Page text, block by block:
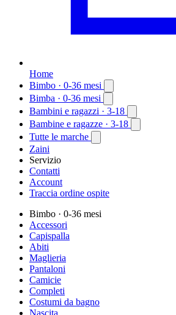
Home
Bimbo · 0-36 mesi
Bimba · 0-36 mesi
Bambini e ragazzi · 3-18
Bambine e ragazze · 3-18
Tutte le marche
Zaini
Servizio
Contatti
Account
Traccia ordine ospite
Bimbo · 0-36 mesi
Accessori
Capispalla
Abiti
Maglieria
Pantaloni
Camicie
Completi
Costumi da bagno
Nascita